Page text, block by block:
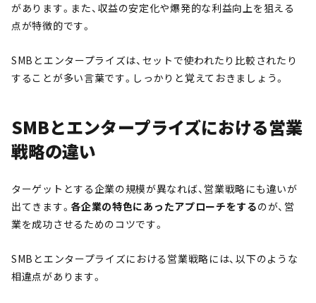
があります。また、収益の安定化や爆発的な利益向上を狙える
点が特徴的です。
SMBとエンタープライズは、セットで使われたり比較されたり
することが多い言葉です。しっかりと覚えておきましょう。
SMBとエンタープライズにおける営業
戦略の違い
ターゲットとする企業の規模が異なれば、営業戦略にも違いが
出てきます。 各企業の特色にあったアプローチをするのが、営
業を成功させるためのコツです。
SMBとエンタープライズにおける営業戦略には、以下のような
相違点があります。